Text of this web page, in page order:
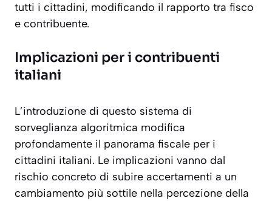
tutti i cittadini, modificando il rapporto tra fisco
e contribuente.
Implicazioni per i contribuenti
italiani
L’introduzione di questo sistema di
sorveglianza algoritmica modifica
profondamente il panorama fiscale per i
cittadini italiani. Le implicazioni vanno dal
rischio concreto di subire accertamenti a un
cambiamento più sottile nella percezione della